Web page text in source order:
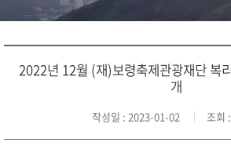
2022년 12월 (재)보령축제관광재단 복
개
작성일 : 2023-01-02 조회